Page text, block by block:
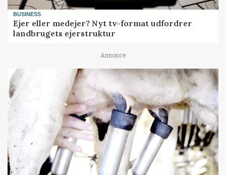
BUSINESS
Ejer eller medejer? Nyt tv-format udfordrer
landbrugets ejerstruktur
Annonce